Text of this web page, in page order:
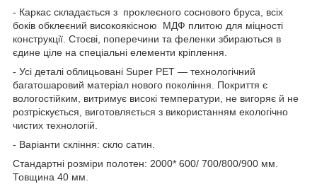
- Каркас складається з проклеєного соснового бруса, всіх
боків обклеєний високоякісною МДФ плитою для міцності
конструкції. Стоєві, поперечини та феленки збираються в
єдине ціле на спеціальні елементи кріплення.
- Усі деталі облицьовані Super PET — технологічний
багатошаровий матеріал нового покоління. Покриття є
вологостійким, витримує високі температури, не вигоряє й не
розтріскується, виготовляється з використанням екологічно
чистих технологій.
- Варіанти скління: скло сатин.
Стандартні розміри полотен: 2000* 600/ 700/800/900 мм.
Товщина 40 мм.